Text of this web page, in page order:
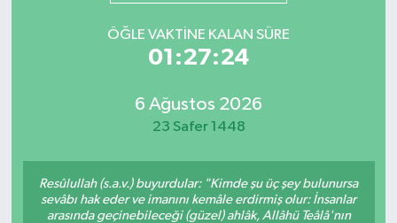
ÖĞLE VAKTINE KALAN SÜRE
01:27:24
6 Ağustos 2026
23 Safer 1448
Resûlullah (s.a.v.) buyurdular: "Kimde şu üç şey bulunursa
sevâbı hak eder ve imanını kemâle erdirmiş olur: İnsanlar
arasında geçinebileceği (güzel) ahlâk, Allâhü Teâlâ'nın
Sağlık
Dünya
Haber Arşivi